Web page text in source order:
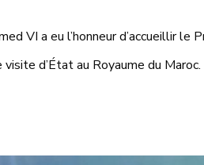
VI a eu l’honneur d’accueillir le
visite d’État au Royaume du